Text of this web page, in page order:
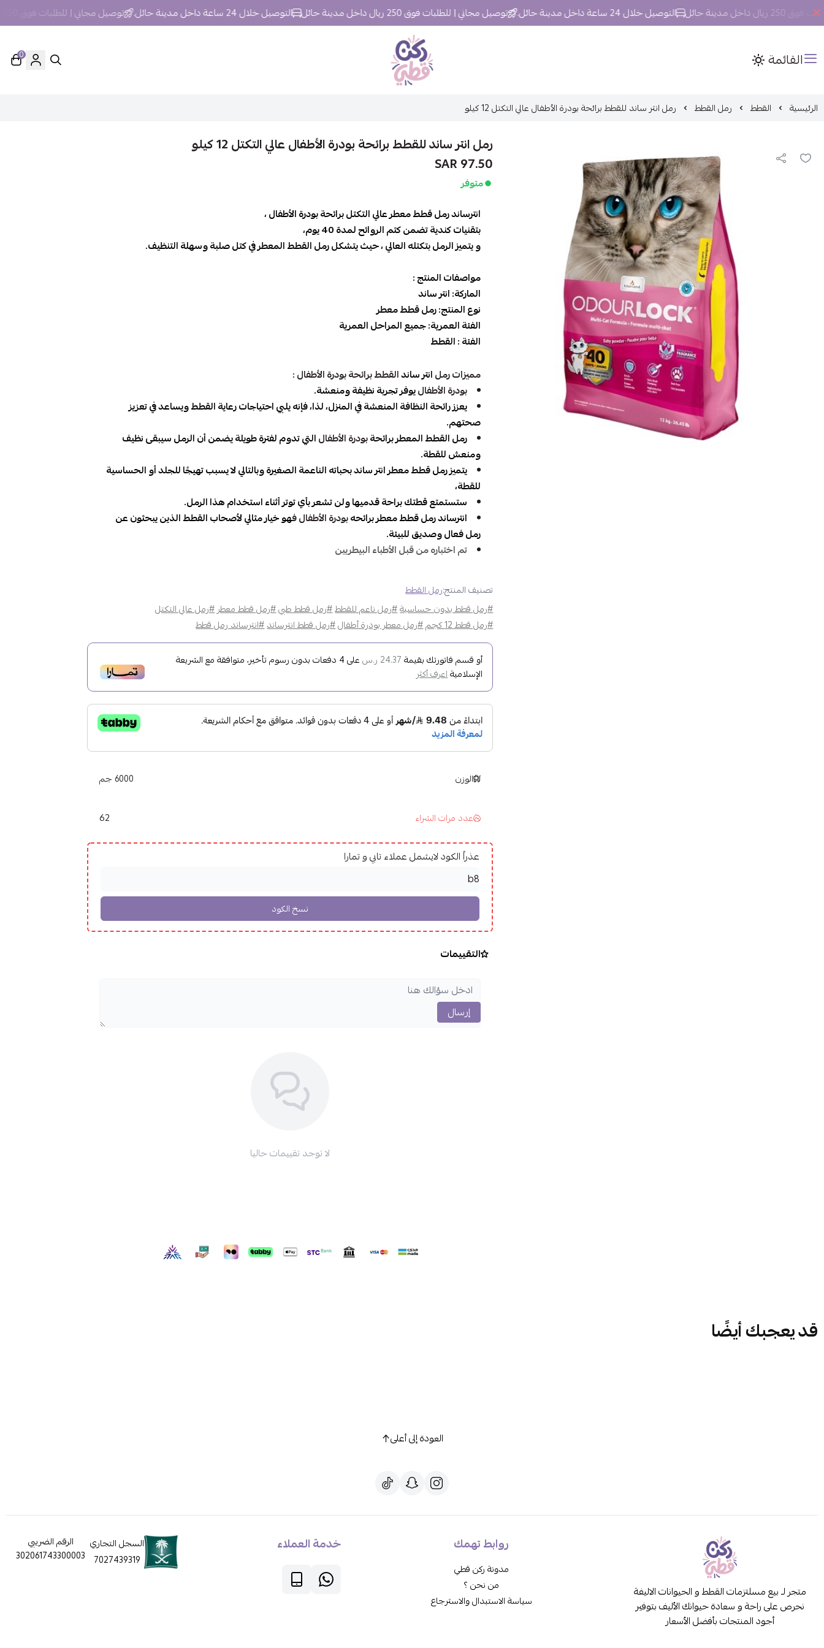
حائل التوصيل خلال 24 ساعة داخل مدينة حائل. توصيل مجاني | للطلبات فوق 250 ريال داخل مدينة حائل التوصيل خلال 24 ساعة داخل مدينة حائل. توصيل مجاني | للطلبات فوق 250 ريال داخل مدينة حائل
القائمة ركن قطي
0
الرئيسية القطط رمل القطط رمل انتر ساند للقطط برائحة بودرة الأطفال عالي التكتل 12 كيلو
رمل انتر ساند للقطط برائحة بودرة الأطفال عالي التكتل 12 كيلو
97.50 SAR
متوفر
انترساند رمل قطط معطر عالي التكتل برائحة بودرة الأطفال ،
بتقنيات كندية تضمن كتم الروائح لمدة 40 يوم،
و يتميز الرمل بتكتله العالي ، حيث يتشكل رمل القطط المعطر في كتل صلبة وسهلة التنظيف.
مواصفات المنتج :
الماركة: انتر ساند
نوع المنتج: رمل قطط معطر
الفئة العمرية: جميع المراحل العمرية
الفئة : القطط
مميزات رملانتر ساندالقطط برائحة بودرة الأطفال :
بودرة الأطفاليوفر تجربة نظيفة ومنعشة.
يعزز رائحة النظافة المنعشة في المنزل، لذا، فإنه يلبي احتياجات رعاية القطط ويساعد في تعزيز
صحتهم.
رمل القطط المعطر برائحةبودرة الأطفالالتي تدوم لفترة طويلة يضمن أن الرمل سيبقى نظيف
ومنعش للقطة.
يتميز رمل قطط معطر انتر ساند بحباته الناعمة الصغيرة وبالتالي لا يسبب تهيجًا للجلد أو الحساسية
للقطة،
ستستمتع قطتك براحة قدميها ولن تشعر بأي توتر أثناء استخدام هذا الرمل.
انترساند رمل قطط معطر برائحهبودرة الأطفال فهو خيار مثالي لأصحاب القطط الذين يبحثون عن
رمل فعال وصديق للبيئة.
تم اختباره من قبل الأطباء البيطريين
تصنيف المنتج:رمل القطط
#رمل قطط بدون حساسية#رمل ناعم للقطط#رمل قطط طبي#رمل قطط معطر#رمل عالي التكتل
#رمل قطط 12 كجم
#رمل معطر بودرة أطفال#رمل قطط انترساند#انترساند رمل قطط
أو قسم فاتورتك بقيمة 24.37 ر.س على4 دفعات بدون رسوم تأخير، متوافقة مع الشريعة
الإسلاميةاعرف أكثر
الوزن 6000 جم
عدد مرات الشراء 62
عذراً الكود لايشمل عملاء تابي و تمارا
التقييمات
إرسال
لا توجد تقييمات حاليا
قد يعجبك أيضًا
العودة إلى أعلى
متجر لـ بيع مسلتزمات القطط و الحيوانات الاليفة
نحرص على راحة و سعادة حيوانك الأليف بتوفير
أجود المنتجات بأفضل الأسعار
روابط تهمك
مدونة ركن قطي
من نحن ؟
سياسة الاستبدال والاسترجاع
خدمة العملاء
السجل التجاري
7027439319
الرقم الضريبي
302061743300003